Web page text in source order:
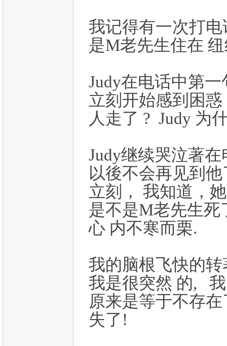
我记得有一次打
是M老先生住在
Judy在电话中第
立刻开始感到困
人走了 ? Judy 为
Judy继续哭泣著
以後不会再见到
立刻， 我知道，
是不是M老先生
心 内不寒而栗.
我的脑根飞快的
我是很突然 的,
原来是等于不存
失了!